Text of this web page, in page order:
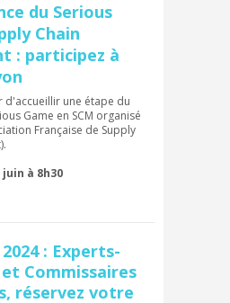
du Serious
Chain
: participez à
d'accueillir une étape du
Game en SCM organisé
Française de Supply
à 8h30
: Experts-
Commissaires
réservez votre